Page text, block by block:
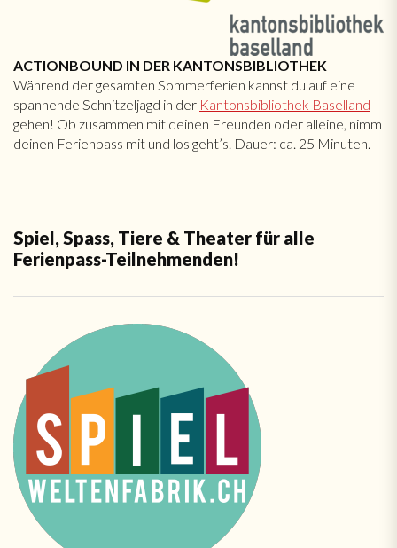
ACTIONBOUND IN DER KANTONSBIBLIOTHEK
Während der gesamten Sommerferien kannst du auf eine
spannende Schnitzeljagd in der Kantonsbibliothek Baselland
gehen! Ob zusammen mit deinen Freunden oder alleine, nimm
deinen Ferienpass mit und los geht’s. Dauer: ca. 25 Minuten.
Spiel, Spass, Tiere & Theater für alle
Ferienpass-Teilnehmenden!